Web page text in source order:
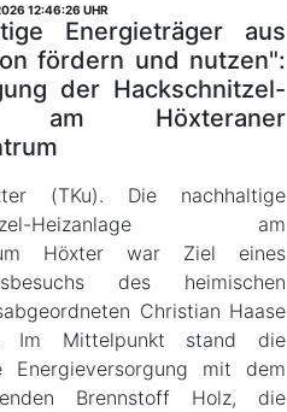
12:46:26 UHR
Energieträger aus
fördern und nutzen":
der Hackschnitzel-
am Höxteraner
(TKu). Die nachhaltige
Heizanlage am
Höxter war Ziel eines
des heimischen
Christian Haase
Im Mittelpunkt stand die
Energieversorgung mit dem
Brennstoff Holz, die